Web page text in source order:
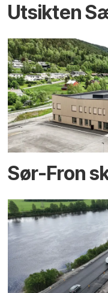
Utsikten
Sør-Fron